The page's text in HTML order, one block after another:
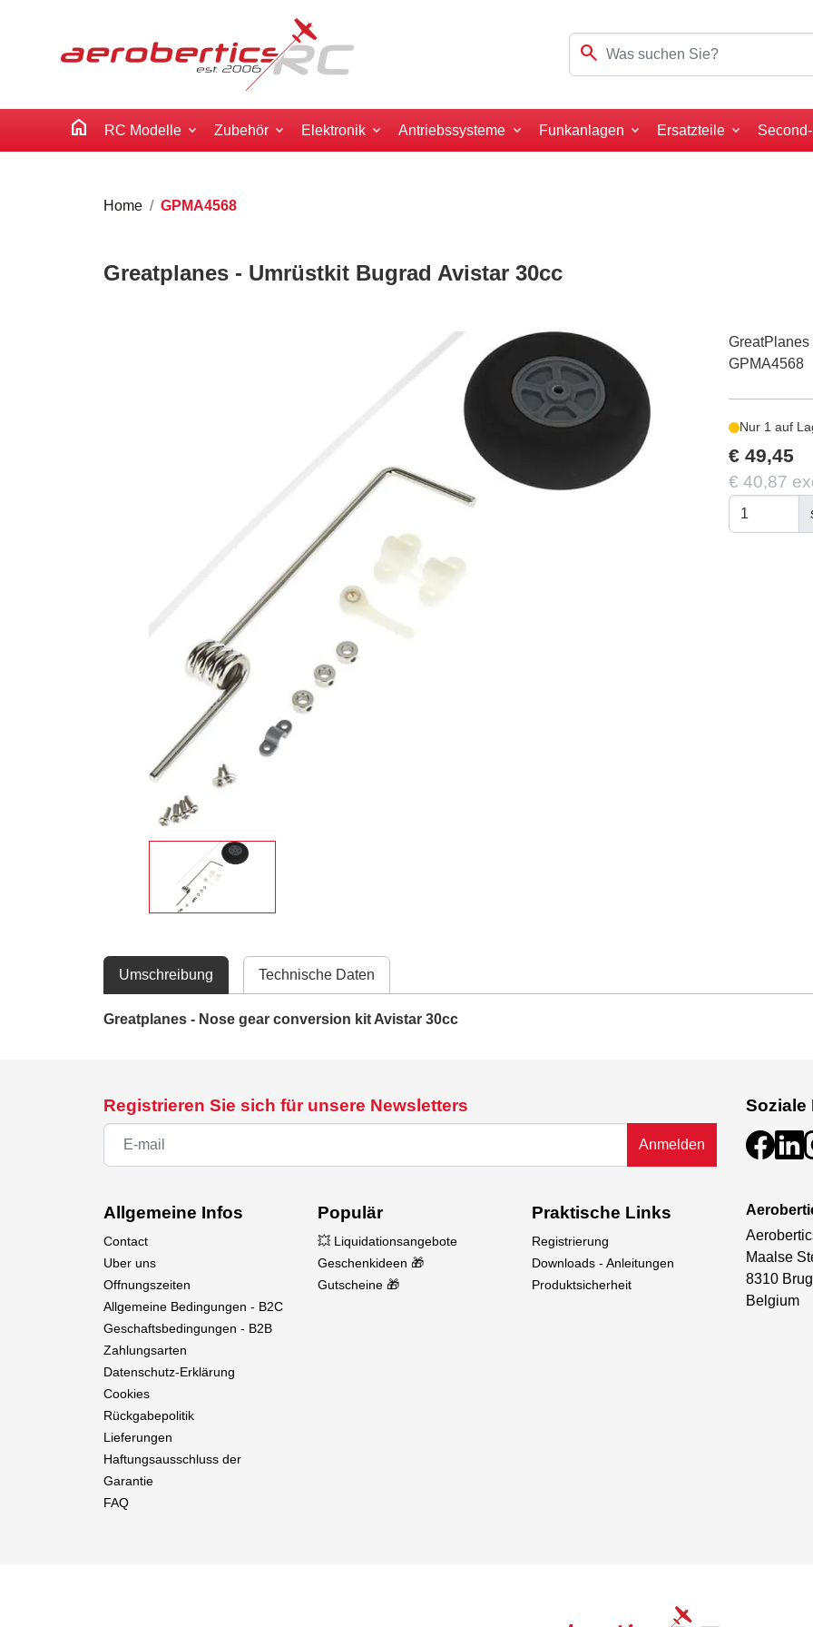
search
home RC Modelle Zubehör Elektronik Antriebssysteme Funkanlagen Ersatzteile
Home GPMA4568
Greatplanes - Umrüstkit Bugrad Avistar 30cc
GreatPlanes
GPMA4568
Nur 1 auf
€ 49,45
€ 40,87
Umschreibung Technische Daten
Greatplanes - Nose gear conversion kit Avistar 30cc
Registrieren Sie sich für unsere Newsletters
Anmelden
Soziale
Allgemeine Infos
Contact
Uber uns
Offnungszeiten
Allgemeine Bedingungen - B2C
Geschaftsbedingungen - B2B
Zahlungsarten
Datenschutz-Erklärung
Cookies
Rückgabepolitik
Lieferungen
Haftungsausschluss der
Garantie
FAQ
Populär
💥 Liquidationsangebote
Geschenkideen 🎁
Gutscheine 🎁
Praktische Links
Registrierung
Downloads - Anleitungen
Produktsicherheit
Maalse
8310
Belgium